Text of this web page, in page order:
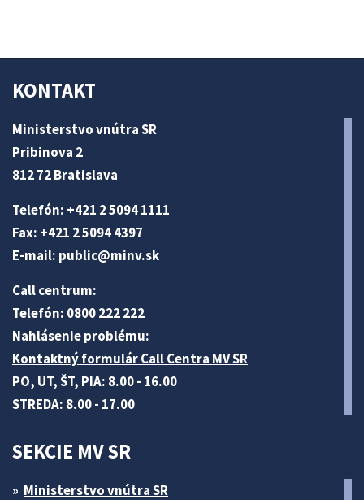
KONTAKT
Ministerstvo vnútra SR
Pribinova 2
812 72 Bratislava
Telefón: +421 2 5094 1111
Fax: +421 2 5094 4397
E-mail: public@minv.sk
Call centrum:
Telefón: 0800 222 222
Nahlásenie problému:
Kontaktný formulár Call Centra MV SR
PO, UT, ŠT, PIA: 8.00 - 16.00
STREDA: 8.00 - 17.00
SEKCIE MV SR
Ministerstvo vnútra SR